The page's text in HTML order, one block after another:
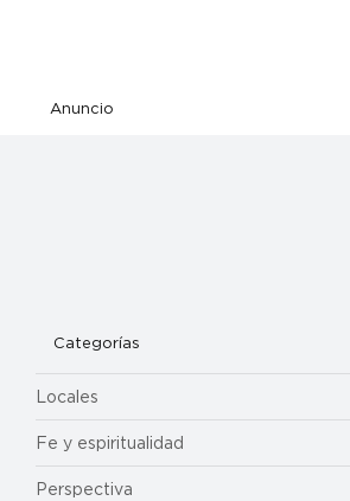
Anuncio
Categorías
Locales
Fe y espiritualidad
Perspectiva